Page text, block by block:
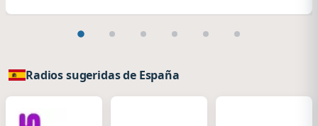
Radios sugeridas de España